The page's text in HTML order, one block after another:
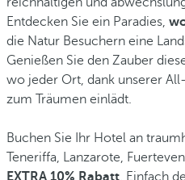
Entdecken Sie ein Paradies,
die Natur Besuchern eine
Genießen Sie den Zauber
wo jeder Ort, dank unserer
zum Träumen einlädt.
Buchen Sie Ihr Hotel an
Teneriffa, Lanzarote,
EXTRA 10% Rabatt. Einfach